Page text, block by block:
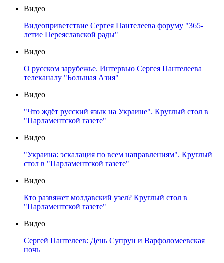
Видео
Видеоприветствие Сергея Пантелеева форуму "365-
летие Переяславской рады"
Видео
О русском зарубежье. Интервью Сергея Пантелеева
телеканалу "Большая Азия"
Видео
"Что ждёт русский язык на Украине". Круглый стол в
"Парламентской газете"
Видео
"Украина: эскалация по всем направлениям". Круглый
стол в "Парламентской газете"
Видео
Кто развяжет молдавский узел? Круглый стол в
"Парламентской газете"
Видео
Сергей Пантелеев: День Супрун и Варфоломеевская
ночь